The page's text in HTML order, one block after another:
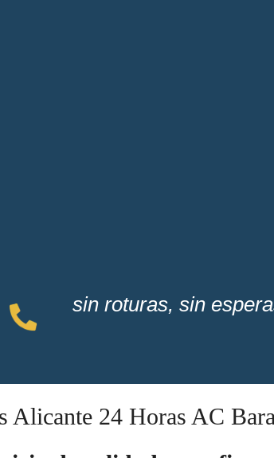
sin roturas, sin
Alicante 24 Horas AC